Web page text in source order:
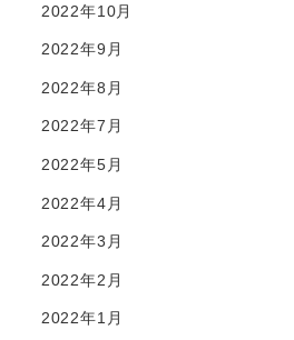
2022年10月
2022年9月
2022年8月
2022年7月
2022年5月
2022年4月
2022年3月
2022年2月
2022年1月